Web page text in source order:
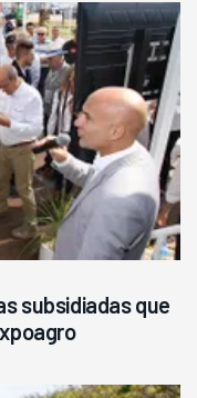
subsidiadas que